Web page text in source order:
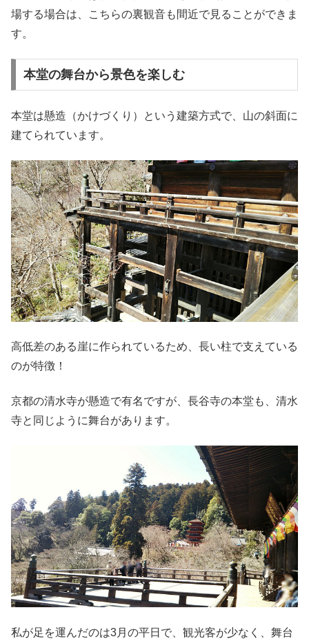
場する場合は、こちらの裏観音も間近で見ることができま
す。
本堂の舞台から景色を楽しむ
本堂は懸造（かけづくり）という建築方式で、山の斜面に
建てられています。
高低差のある崖に作られているため、長い柱で支えている
のが特徴！
京都の清水寺が懸造で有名ですが、長谷寺の本堂も、清水
寺と同じように舞台があります。
私が足を運んだのは3月の平日で、観光客が少なく、舞台